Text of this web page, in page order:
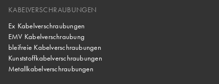
KABELVERSCHRAUBUNGEN
Ex Kabelverschraubungen
EMV Kabelverschraubung
bleifreie Kabelverschraubungen
Kunststoffkabelverschraubungen
Metallkabelverschraubungen